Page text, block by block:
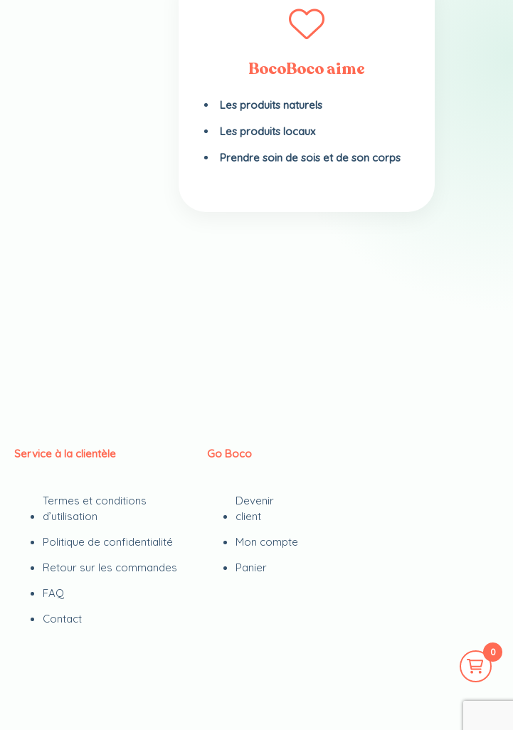
0
BocoBoco aime
Les produits naturels
Les produits locaux
Prendre soin de sois et de son corps
Service à la clientèle
Termes et conditions
d’utilisation
Politique de confidentialité
Retour sur les commandes
FAQ
Contact
Go Boco
Devenir
client
Mon compte
Panier